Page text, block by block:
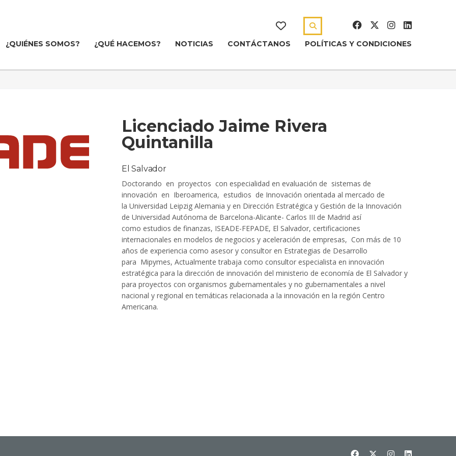
¿QUIÉNES SOMOS? ¿QUÉ HACEMOS? NOTICIAS CONTÁCTANOS POLÍTICAS Y CONDICIONES
Licenciado Jaime Rivera
Quintanilla
El Salvador
Doctorando en proyectos con especialidad en evaluación de sistemas de
innovación en Iberoamerica, estudios de Innovación orientada al mercado de
la Universidad Leipzig Alemania y en Dirección Estratégica y Gestión de la Innovación
de Universidad Autónoma de Barcelona-Alicante- Carlos III de Madrid así
como estudios de finanzas, ISEADE-FEPADE, El Salvador, certificaciones
internacionales en modelos de negocios y aceleración de empresas, Con más de 10
años de experiencia como asesor y consultor en Estrategias de Desarrollo
para Mipymes, Actualmente trabaja como consultor especialista en innovación
estratégica para la dirección de innovación del ministerio de economía de El Salvador y
para proyectos con organismos gubernamentales y no gubernamentales a nivel
nacional y regional en temáticas relacionada a la innovación en la región Centro
Americana.